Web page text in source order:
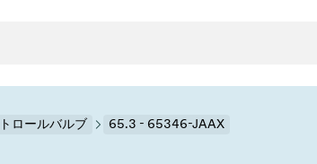
ロールバルブ 65.3 - 65346-JAAX